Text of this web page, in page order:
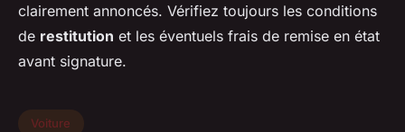
clairement annoncés. Vérifiez toujours les conditions
de restitution et les éventuels frais de remise en état
avant signature.
Voiture